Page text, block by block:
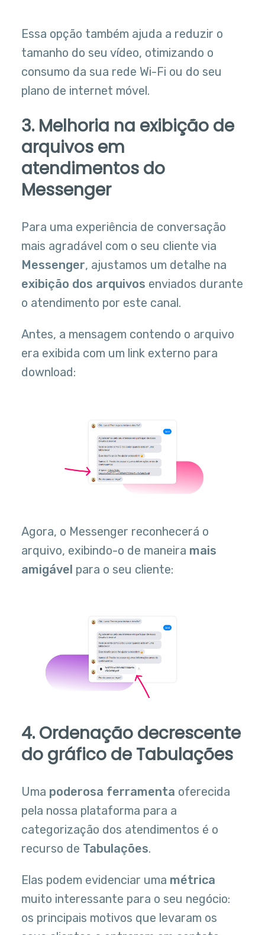
Essa opção também ajuda a reduzir o
tamanho do seu vídeo, otimizando o
consumo da sua rede Wi-Fi ou do seu
plano de internet móvel.
3. Melhoria na exibição de
arquivos em
atendimentos do
Messenger
Para uma experiência de conversação
mais agradável com o seu cliente via
Messenger, ajustamos um detalhe na
exibição dos arquivos enviados durante
o atendimento por este canal.
Antes, a mensagem contendo o arquivo
era exibida com um link externo para
download:
Agora, o Messenger reconhecerá o
arquivo, exibindo-o de maneira mais
amigável para o seu cliente:
4. Ordenação decrescente
do gráfico de Tabulações
Uma poderosa ferramenta oferecida
pela nossa plataforma para a
categorização dos atendimentos é o
recurso de Tabulações.
Elas podem evidenciar uma métrica
muito interessante para o seu negócio:
os principais motivos que levaram os